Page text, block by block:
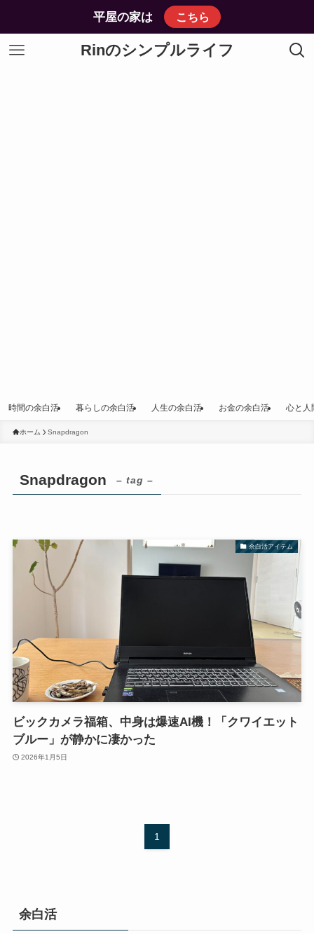
平屋の家は こちら
Rinのシンプルライフ
時間の余白活 暮らしの余白活 人生の余白活 お金の余白活 心と人
ホーム Snapdragon
Snapdragon – tag –
余白活アイテム
ビックカメラ福箱、中身は爆速AI機！「クワイエット
ブルー」が静かに凄かった
2026年1月5日
1
余白活